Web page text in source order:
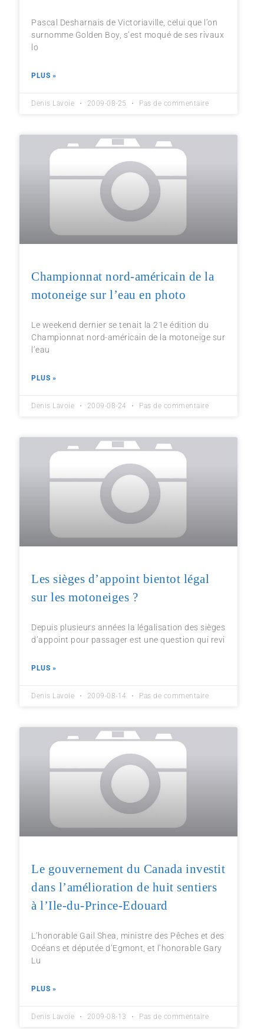
Pascal Desharnais de Victoriaville, celui que l’on
surnomme Golden Boy, s’est moqué de ses rivaux
lo
PLUS »
Denis Lavoie 2009-08-25 Pas de commentaire
Championnat nord-américain de la
motoneige sur l’eau en photo
Le weekend dernier se tenait la 21e édition du
Championnat nord-américain de la motoneige sur
l’eau
PLUS »
Denis Lavoie 2009-08-24 Pas de commentaire
Les sièges d’appoint bientot légal
sur les motoneiges ?
Depuis plusieurs années la légalisation des sièges
d’appoint pour passager est une question qui revi
PLUS »
Denis Lavoie 2009-08-14 Pas de commentaire
Le gouvernement du Canada investit
dans l’amélioration de huit sentiers
à l’Ile-du-Prince-Edouard
L’honorable Gail Shea, ministre des Pêches et des
Océans et députée d’Egmont, et l’honorable Gary
Lu
PLUS »
Denis Lavoie 2009-08-13 Pas de commentaire